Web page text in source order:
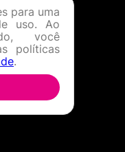
para uma
uso. Ao
você
políticas
.